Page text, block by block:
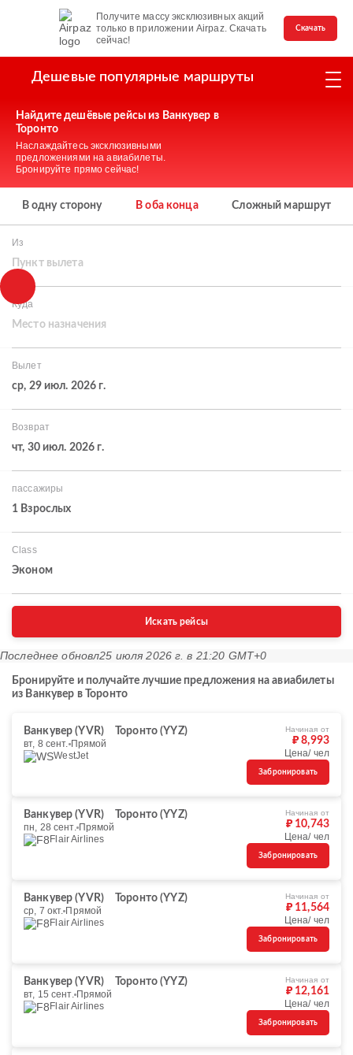
Получите массу эксклюзивных акций
только в приложении Airpaz. Скачать
сейчас!
Скачать
Дешевые популярные маршруты
Найдите дешёвые рейсы из Ванкувер в
Торонто
Наслаждайтесь эксклюзивными
предложениями на авиабилеты.
Бронируйте прямо сейчас!
В одну сторону В оба конца Сложный маршрут
Из
Пункт вылета
Куда
Место назначения
Вылет
ср, 29 июл. 2026 г.
Возврат
чт, 30 июл. 2026 г.
пассажиры
1 Взрослых
Class
Эконом
Искать рейсы
Последнее обновл25 июля 2026 г. в 21:20 GMT+0
Бронируйте и получайте лучшие предложения на авиабилеты
из Ванкувер в Торонто
Ванкувер (YVR)
Торонто (YYZ)
вт, 8 сент. Прямой
WestJet
Начиная от
₽ 8,993
Цена/ чел
Забронировать
Ванкувер (YVR)
Торонто (YYZ)
пн, 28 сент. Прямой
Flair Airlines
Начиная от
₽ 10,743
Цена/ чел
Забронировать
Ванкувер (YVR)
Торонто (YYZ)
ср, 7 окт. Прямой
Flair Airlines
Начиная от
₽ 11,564
Цена/ чел
Забронировать
Ванкувер (YVR)
Торонто (YYZ)
вт, 15 сент. Прямой
Flair Airlines
Начиная от
₽ 12,161
Цена/ чел
Забронировать